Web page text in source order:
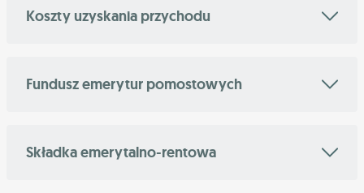
Koszty uzyskania przychodu
Fundusz emerytur pomostowych
Składka emerytalno-rentowa